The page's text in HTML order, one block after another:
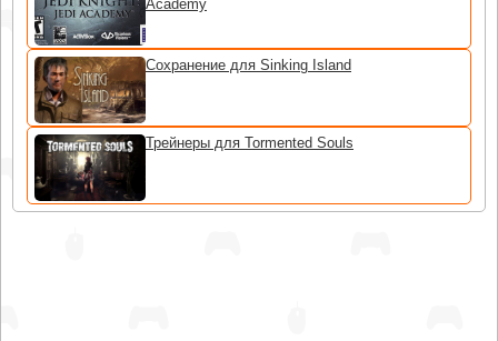
Academy
Сохранение для Sinking Island
Трейнеры для Tormented Souls